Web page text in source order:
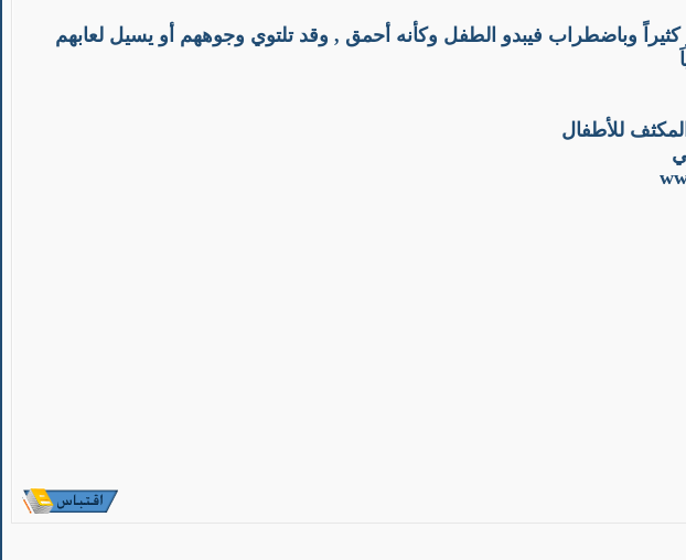
وباضطراب فيبدو الطفل وكأنه أحمق , وقد تلتوي وجوههم أو يسيل لعابهم
للأطفال